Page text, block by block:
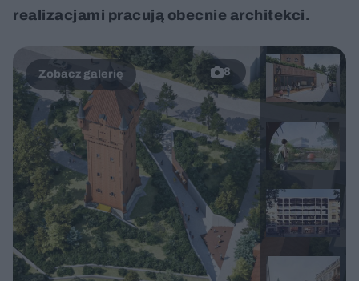
realizacjami pracują obecnie architekci.
8